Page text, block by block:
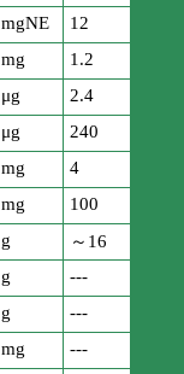
mgNE
12
mg
1.2
μg
2.4
μg
240
mg
4
mg
100
g
～16
g
---
g
---
mg
---